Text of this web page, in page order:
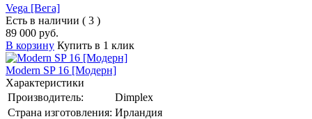
Vega [Вега]
Есть в наличии ( 3 )
89 000 руб.
В корзину Купить в 1 клик
Modern SP 16 [Модерн]
Характеристики
Производитель:
Dimplex
Страна изготовления: Ирландия